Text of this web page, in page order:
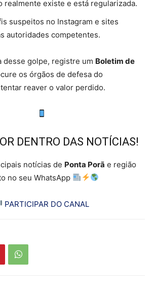
realmente existe e está regularizada.
suspeitos no Instagram e sites
autoridades competentes.
desse golpe, registre um Boletim de
os órgãos de defesa do
reaver o valor perdido.
DENTRO DAS NOTÍCIAS!
notícias de Ponta Porã e região
no seu WhatsApp
PARTICIPAR DO CANAL